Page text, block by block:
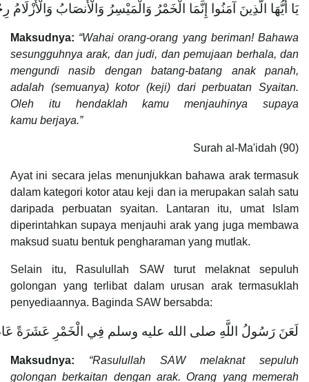
يَا أَيُّهَا الَّذِينَ آمَنُوا إِنَّمَا الْخَمْرُ وَالْمَيْسِرُ وَالْأَنصَابُ
Maksudnya: “Wahai orang-orang yang beriman! Bahawa
sesungguhnya arak, dan judi, dan pemujaan berhala, dan
mengundi nasib dengan batang-batang anak panah,
adalah (semuanya) kotor (keji) dari perbuatan Syaitan.
Oleh itu hendaklah kamu menjauhinya supaya
kamu berjaya.”
Surah al-Ma'idah (90)
Ayat ini secara jelas menunjukkan bahawa arak termasuk
dalam kategori kotor atau keji dan ia merupakan salah satu
daripada perbuatan syaitan. Lantaran itu, umat Islam
diperintahkan supaya menjauhi arak yang juga membawa
maksud suatu bentuk pengharaman yang mutlak.
Selain itu, Rasulullah SAW turut melaknat sepuluh
golongan yang terlibat dalam urusan arak termasuklah
penyediaannya. Baginda SAW bersabda:
لَعَنَ رَسُولُ اللَّهِ صلى الله عليه وسلم فِي الْخَمْرِ عَشَرَةً
Maksudnya:
“Rasulullah SAW melaknat sepuluh
golongan berkaitan dengan arak. Orang yang memerah